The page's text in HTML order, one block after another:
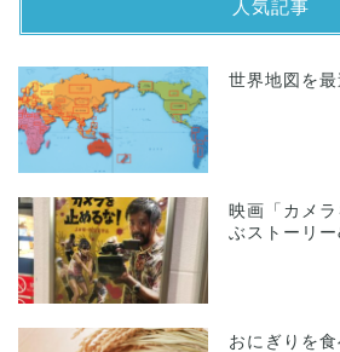
人気記事
世界地図を
映画「カメ
ぶストーリ
おにぎりを